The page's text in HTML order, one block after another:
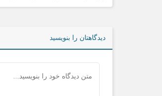
دیدگاهتان را بنویسید